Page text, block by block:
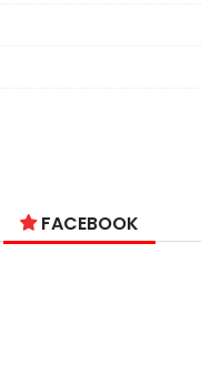
FACEBOOK